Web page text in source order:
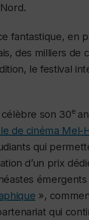
fantastique, en
des milliers
le festival
célèbre son 30e
de cinéma Mel-
qui
d’un prix
émergents
»,
qui